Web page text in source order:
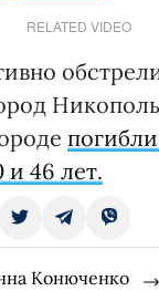
RELATED VIDEO
46 лет.
Конюченко